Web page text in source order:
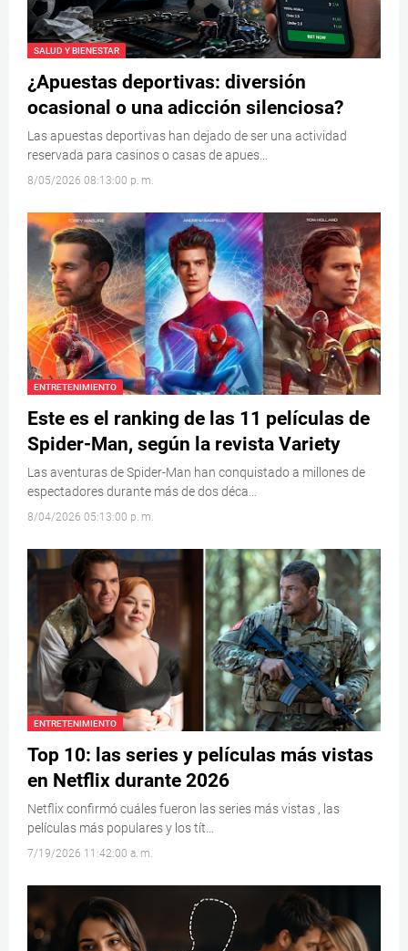
SALUD Y BIENESTAR
¿Apuestas deportivas: diversión
ocasional o una adicción silenciosa?
Las apuestas deportivas han dejado de ser una actividad
reservada para casinos o casas de apues…
8/05/2026 08:13:00 p. m.
ENTRETENIMIENTO
Este es el ranking de las 11 películas de
Spider-Man, según la revista Variety
Las aventuras de Spider-Man han conquistado a millones de
espectadores durante más de dos déca…
8/04/2026 05:13:00 p. m.
ENTRETENIMIENTO
Top 10: las series y películas más vistas
en Netflix durante 2026
Netflix confirmó cuáles fueron las series más vistas , las
películas más populares y los tít…
7/19/2026 11:42:00 a. m.